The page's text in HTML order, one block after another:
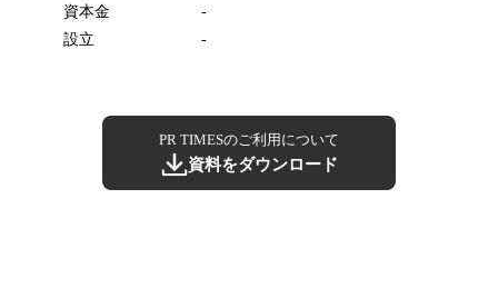
資本金
-
設立
-
PR TIMESのご利用について
資料をダウンロード